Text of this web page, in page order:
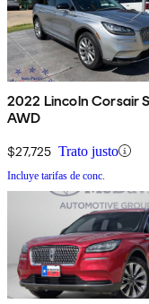
2022 Lincoln Corsair
AWD
$27,725 Trato justo
Incluye tarifas de conc.